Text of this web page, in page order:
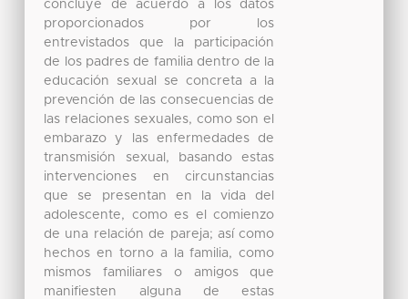
concluye de acuerdo a los datos
proporcionados por los
entrevistados que la participación
de los padres de familia dentro de la
educación sexual se concreta a la
prevención de las consecuencias de
las relaciones sexuales, como son el
embarazo y las enfermedades de
transmisión sexual, basando estas
intervenciones en circunstancias
que se presentan en la vida del
adolescente, como es el comienzo
de una relación de pareja; así como
hechos en torno a la familia, como
mismos familiares o amigos que
manifiesten alguna de estas